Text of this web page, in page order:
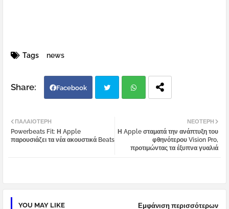
Tags news
Facebook
atsa
ΝΕΌΤΕΡΗ
Η Apple σταματά την ανάπτυξη του
φθηνότερου Vision Pro,
προτιμώντας τα έξυπνα γυαλιά
ΠΑΛΑΙΌΤΕΡΗ
Powerbeats Fit: Η Apple
παρουσιάζει τα νέα ακουστικά Beats
YOU MAY LIKE Εμφάνιση περισσότερων